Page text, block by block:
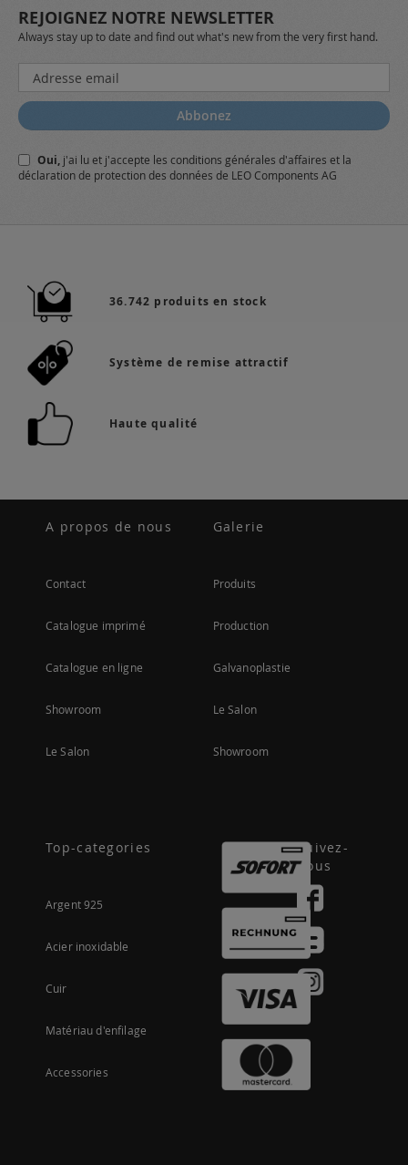
REJOIGNEZ NOTRE NEWSLETTER
Always stay up to date and find out what's new from the very first hand.
Inscription
à
notre
lettre
:
Abbonez
Oui, j'ai lu et j'accepte les conditions générales d'affaires et la
déclaration de protection des données de LEO Components AG
36.742 produits en stock
Système de remise attractif
Haute qualité
A propos de nous
Contact
Catalogue imprimé
Catalogue en ligne
Showroom
Le Salon
Galerie
Produits
Production
Galvanoplastie
Le Salon
Showroom
Top-categories
Argent 925
Acier inoxidable
Cuir
Matériau d'enfilage
Accessories
Suivez-
nous